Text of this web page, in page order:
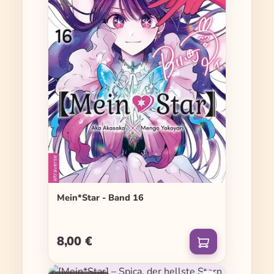
Mein*Star - Band 16
Regulärer Preis:
8,00 €